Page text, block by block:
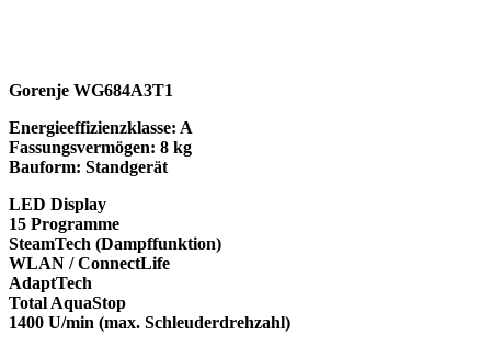
Gorenje WG684A3T1
Energieeffizienzklasse: A
Fassungsvermögen: 8 kg
Bauform: Standgerät
LED Display
15 Programme
SteamTech (Dampffunktion)
WLAN / ConnectLife
AdaptTech
Total AquaStop
1400 U/min (max. Schleuderdrehzahl)